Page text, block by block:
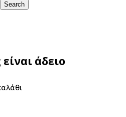
Search
άδειο